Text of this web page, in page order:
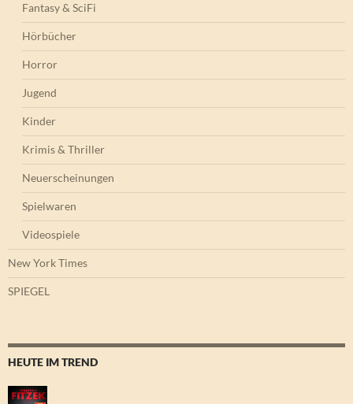
Fantasy & SciFi
Hörbücher
Horror
Jugend
Kinder
Krimis & Thriller
Neuerscheinungen
Spielwaren
Videospiele
New York Times
SPIEGEL
HEUTE IM TREND